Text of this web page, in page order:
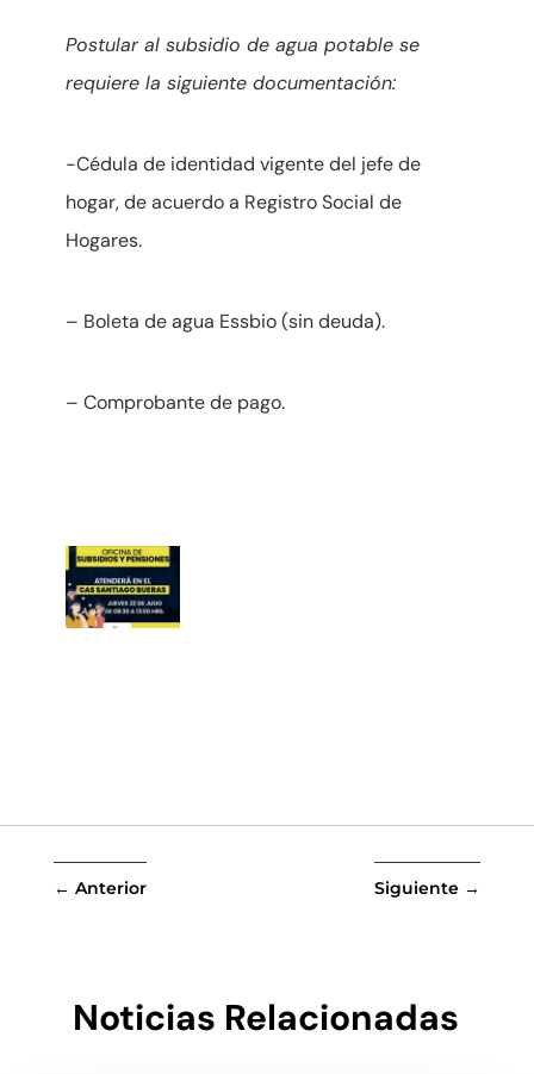
Postular al subsidio de agua potable se
requiere la siguiente documentación:
-Cédula de identidad vigente del jefe de
hogar, de acuerdo a Registro Social de
Hogares.
– Boleta de agua Essbio (sin deuda).
– Comprobante de pago.
← Anterior Siguiente →
Noticias Relacionadas